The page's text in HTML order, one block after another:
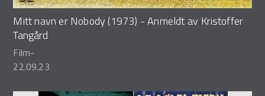
Mitt navn er Nobody (1973) - Anmeldt av Kristoffer
Tangård
Film-
22.09.23